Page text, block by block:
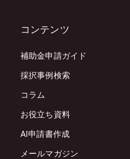
コンテンツ
補助金申請ガイド
採択事例検索
コラム
お役立ち資料
AI申請書作成
メールマガジン